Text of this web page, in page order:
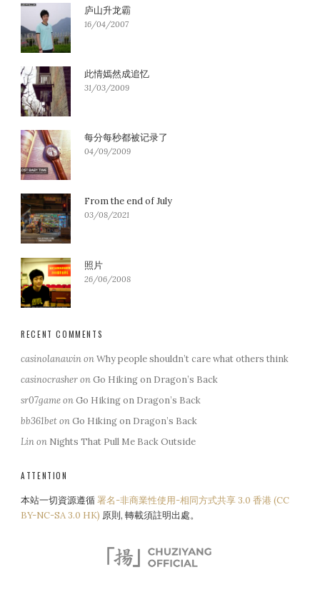
庐山升龙霸
16/04/2007
此情嫣然成追忆
31/03/2009
每分每秒都被记录了
04/09/2009
From the end of July
03/08/2021
照片
26/06/2008
RECENT COMMENTS
casinolanawinonWhy people shouldn’t care what others think
casinocrasheronGo Hiking on Dragon’s Back
sr07gameonGo Hiking on Dragon’s Back
bb361betonGo Hiking on Dragon’s Back
Linon Nights That Pull Me Back Outside
ATTENTION
本站一切資源遵循署名-非商業性使用-相同方式共享 3.0 香港 (CC
BY-NC-SA 3.0 HK) 原則, 轉載須註明出處。